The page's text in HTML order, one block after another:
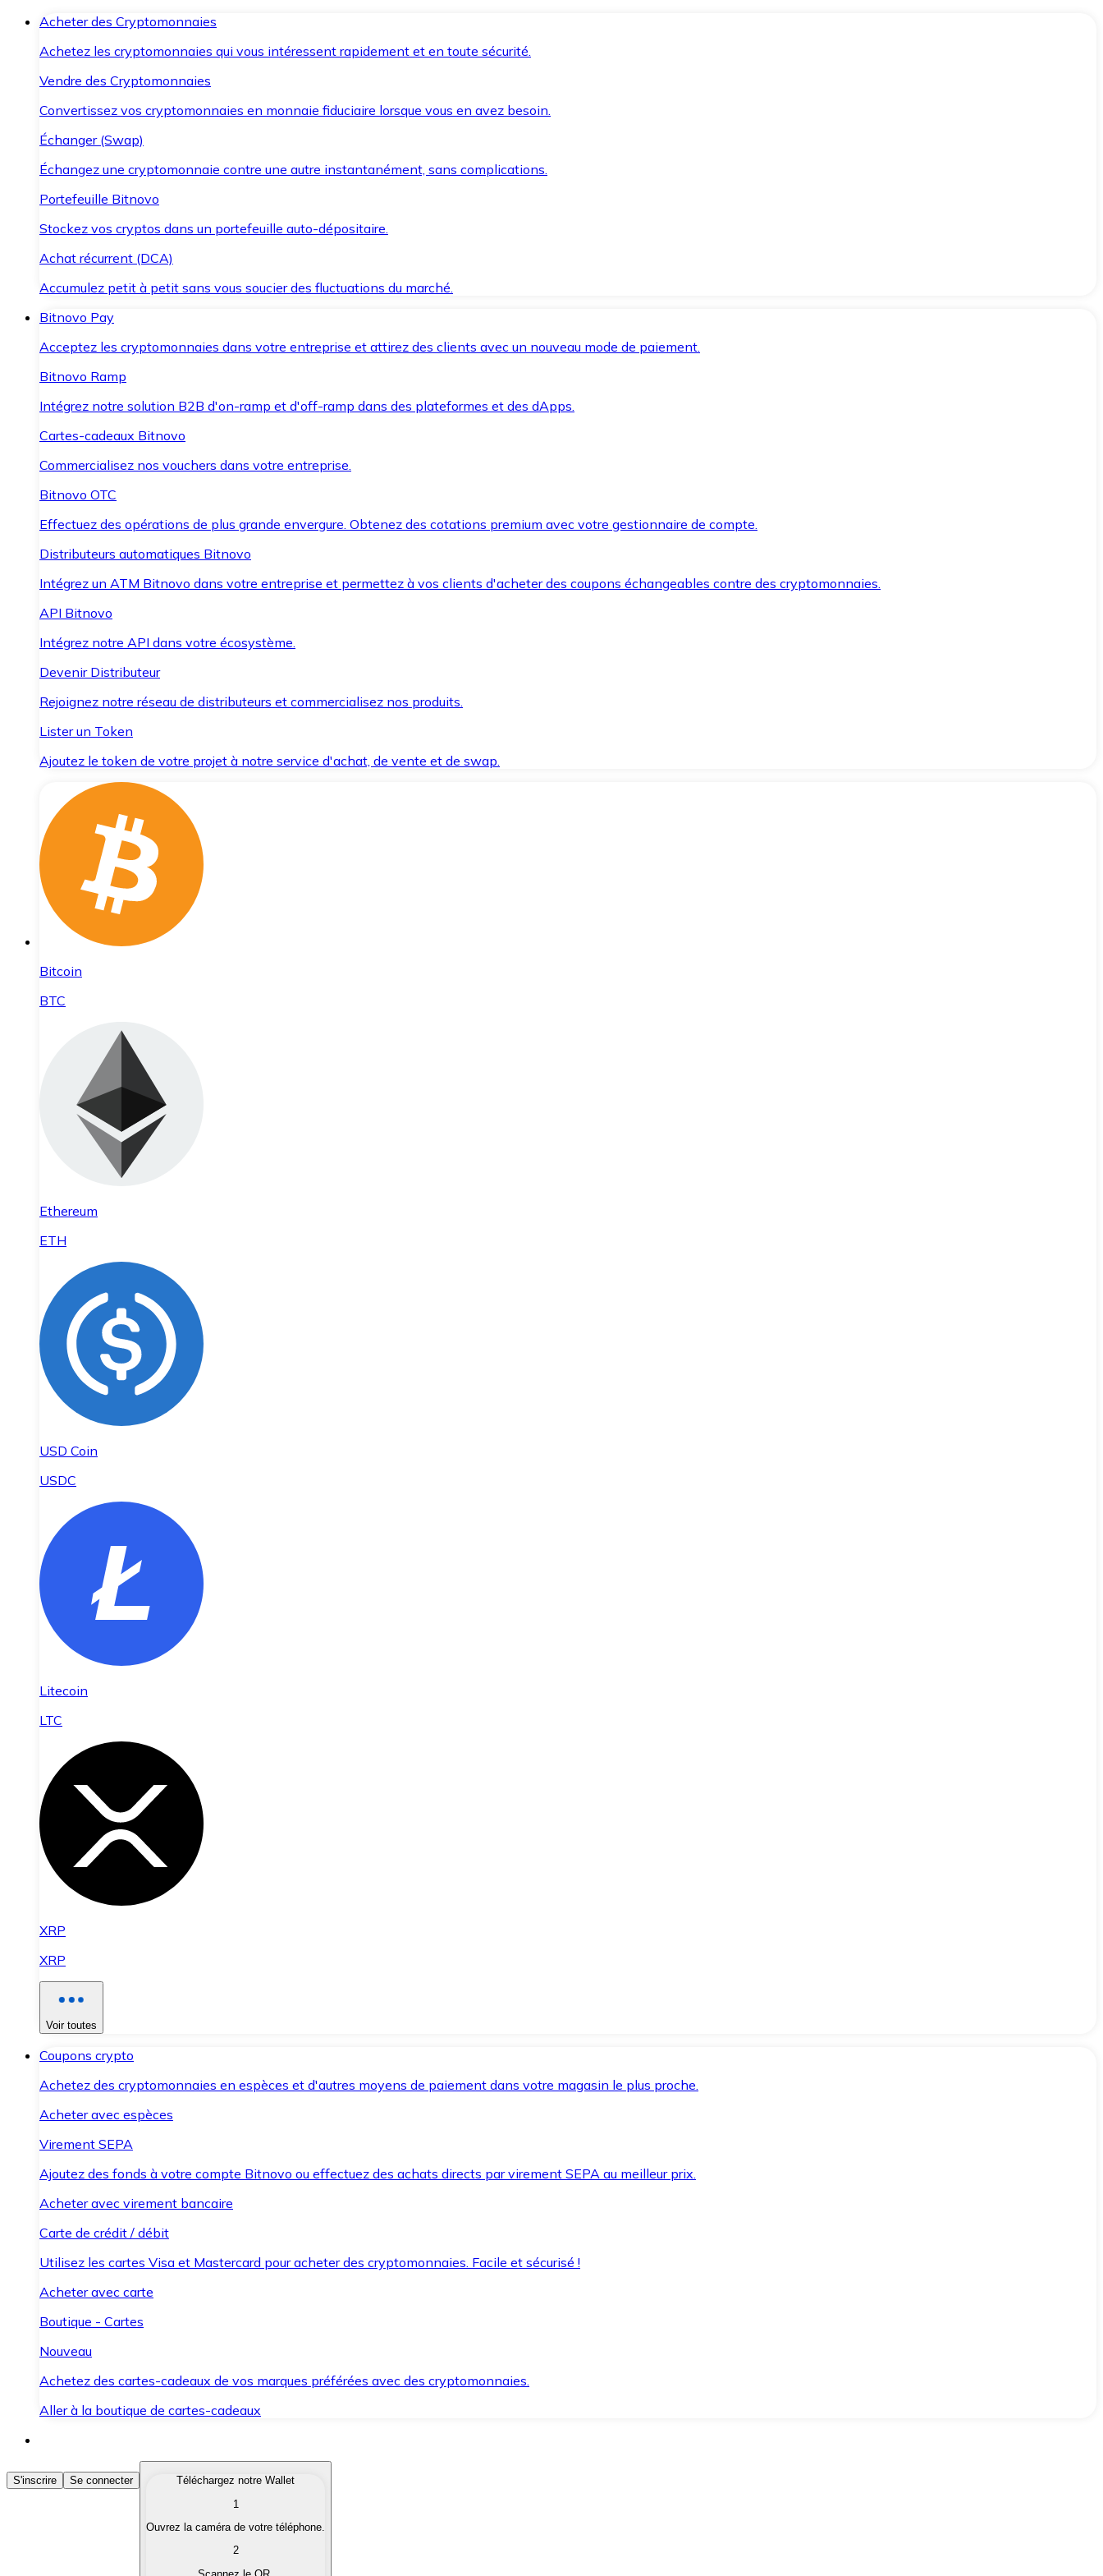
Acheter des Cryptomonnaies
Achetez les cryptomonnaies qui vous intéressent rapidement et en toute sécurité.
Vendre des Cryptomonnaies
Convertissez vos cryptomonnaies en monnaie fiduciaire lorsque vous en avez besoin.
Échanger (Swap)
Échangez une cryptomonnaie contre une autre instantanément, sans complications.
Portefeuille Bitnovo
Stockez vos cryptos dans un portefeuille auto-dépositaire.
Achat récurrent (DCA)
Accumulez petit à petit sans vous soucier des fluctuations du marché.
Bitnovo Pay
Acceptez les cryptomonnaies dans votre entreprise et attirez des clients avec un nouveau mode de paiement.
Bitnovo Ramp
Intégrez notre solution B2B d'on-ramp et d'off-ramp dans des plateformes et des dApps.
Cartes-cadeaux Bitnovo
Commercialisez nos vouchers dans votre entreprise.
Bitnovo OTC
Effectuez des opérations de plus grande envergure. Obtenez des cotations premium avec votre gestionnaire de compte.
Distributeurs automatiques Bitnovo
Intégrez un ATM Bitnovo dans votre entreprise et permettez à vos clients d'acheter des coupons échangeables contre des cryptomonnaies.
API Bitnovo
Intégrez notre API dans votre écosystème.
Devenir Distributeur
Rejoignez notre réseau de distributeurs et commercialisez nos produits.
Lister un Token
Ajoutez le token de votre projet à notre service d'achat, de vente et de swap.
Bitcoin
BTC
Ethereum
ETH
USD Coin
USDC
Litecoin
LTC
XRP
XRP
Voir toutes
Coupons crypto
Achetez des cryptomonnaies en espèces et d'autres moyens de paiement dans votre magasin le plus proche.
Acheter avec espèces
Virement SEPA
Ajoutez des fonds à votre compte Bitnovo ou effectuez des achats directs par virement SEPA au meilleur prix.
Acheter avec virement bancaire
Carte de crédit / débit
Utilisez les cartes Visa et Mastercard pour acheter des cryptomonnaies. Facile et sécurisé !
Acheter avec carte
Boutique - Cartes
Nouveau
Achetez des cartes-cadeaux de vos marques préférées avec des cryptomonnaies.
Aller à la boutique de cartes-cadeaux
Acheter des Cryptomonnaies
Achetez les cryptomonnaies qui vous intéressent rapidement et en toute sécurité.
Convertissez vos cryptomonnaies en monnaie fiduciaire lorsque vous en avez besoin.
S'inscrire Se connecter
Téléchargez notre Wallet
1
Ouvrez la caméra de votre téléphone.
2